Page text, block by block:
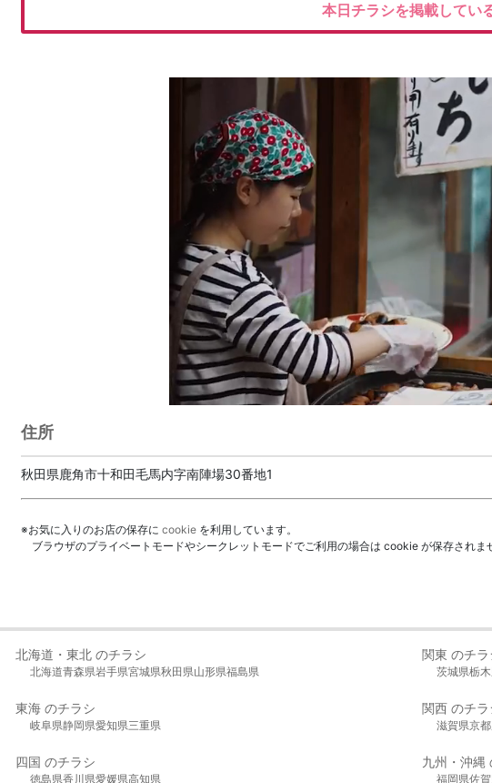
本日チラシを掲載してい
住所
秋田県鹿角市十和田毛馬内字南陣場30番地1
※お気に入りのお店の保存に cookie を利用しています。
ブラウザのプライベートモードやシークレットモードでご利用の場合は cookie が保存されま
北海道・東北 のチラシ
北海道青森県岩手県宮城県秋田県山形県福島県
関東 のチラ
茨城県栃
東海 のチラシ
岐阜県静岡県愛知県三重県
関西 のチラ
滋賀県京
四国 のチラシ
徳島県香川県愛媛県高知県
九州・沖縄
福岡県佐